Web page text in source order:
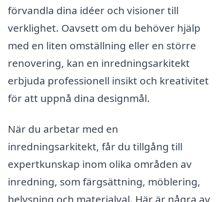
förvandla dina idéer och visioner till
verklighet. Oavsett om du behöver hjälp
med en liten omställning eller en större
renovering, kan en inredningsarkitekt
erbjuda professionell insikt och kreativitet
för att uppnå dina designmål.
När du arbetar med en
inredningsarkitekt, får du tillgång till
expertkunskap inom olika områden av
inredning, som färgsättning, möblering,
belysning och materialval. Här är några av